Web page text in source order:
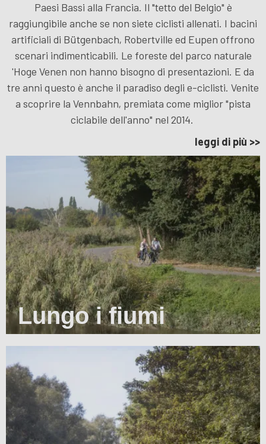
Paesi Bassi alla Francia. Il "tetto del Belgio" è
raggiungibile anche se non siete ciclisti allenati. I bacini
artificiali di Bütgenbach, Robertville ed Eupen offrono
scenari indimenticabili. Le foreste del parco naturale
'Hoge Venen non hanno bisogno di presentazioni. E da
tre anni questo è anche il paradiso degli e-ciclisti. Venite
a scoprire la Vennbahn, premiata come miglior "pista
ciclabile dell'anno" nel 2014.
leggi di più >>
Lungo i fiumi